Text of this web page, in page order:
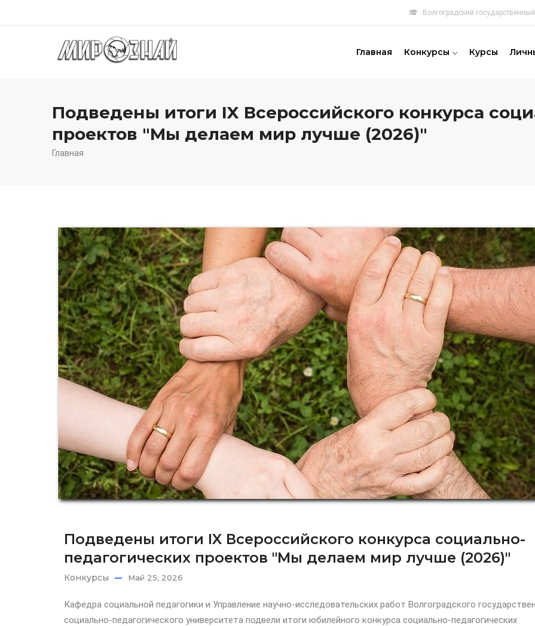
к
Волгоградский
Главная Конкурсы Курсы
Подведены итоги IX Всероссийского конкурса
проектов "Мы делаем мир лучше (2026)"
Главная
Подведены итоги IX Всероссийского конкурса социально-
педагогических проектов "Мы делаем мир лучше (2026)"
Конкурсы Май 25, 2026
Кафедра социальной педагогики и Управление научно-исследовательских работ Волгоградского
социально-педагогического университета подвели итоги юбилейного конкурса социально-педагогических